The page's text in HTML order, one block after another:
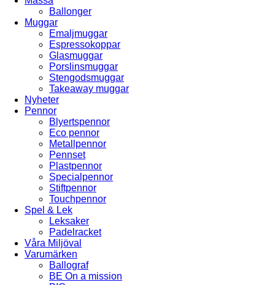
Ballonger
Muggar
Emaljmuggar
Espressokoppar
Glasmuggar
Porslinsmuggar
Stengodsmuggar
Takeaway muggar
Nyheter
Pennor
Blyertspennor
Eco pennor
Metallpennor
Pennset
Plastpennor
Specialpennor
Stiftpennor
Touchpennor
Spel & Lek
Leksaker
Padelracket
Våra Miljöval
Varumärken
Ballograf
BE On a mission